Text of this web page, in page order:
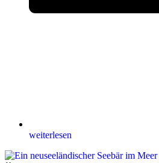
weiterlesen